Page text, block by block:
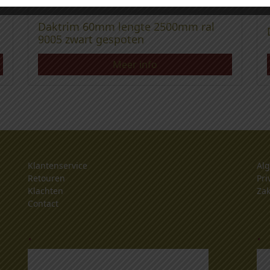
Daktrim 60mm lengte 2500mm ral
9005 zwart gespoten
Meer info
Klantenservice
Retouren
Klachten
Contact
. .